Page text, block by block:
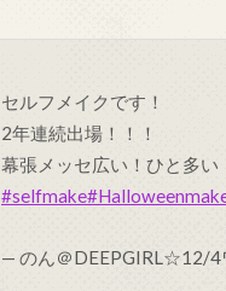
セルフメイクです！
2年連続出場！！！
幕張メッセ広い！ひと多い
#selfmake
— のん＠DEEPGIRL☆12/4